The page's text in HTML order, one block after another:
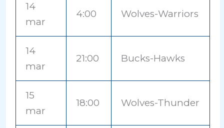
14
mar
4:00 Wolves-Warriors
14
mar
21:00 Bucks-Hawks
15
mar
18:00 Wolves-Thunder